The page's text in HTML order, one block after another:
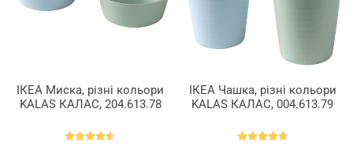
ІКЕА Миска, різні кольори
KALAS КАЛАС, 204.613.78
ІКЕА Чашка, різні кольори
KALAS КАЛАС, 004.613.79